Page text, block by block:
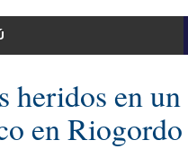
heridos en un
en Riogordo